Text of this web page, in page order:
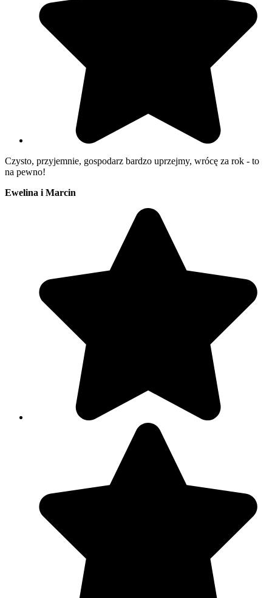
Czysto, przyjemnie, gospodarz bardzo uprzejmy, wrócę za rok - to
na pewno!
Ewelina i Marcin